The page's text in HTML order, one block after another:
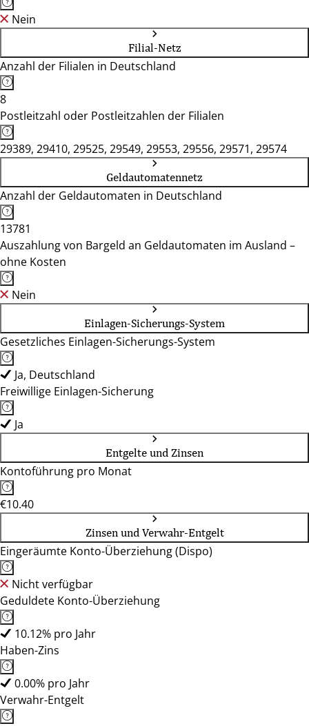
Nein
Filial-Netz
Anzahl der Filialen in Deutschland
8
Postleitzahl oder Postleitzahlen der Filialen
29389, 29410, 29525, 29549, 29553, 29556, 29571, 29574
Geldautomatennetz
Anzahl der Geldautomaten in Deutschland
13781
Auszahlung von Bargeld an Geldautomaten im Ausland –
ohne Kosten
Nein
Einlagen-Sicherungs-System
Gesetzliches Einlagen-Sicherungs-System
Ja, Deutschland
Freiwillige Einlagen-Sicherung
Ja
Entgelte und Zinsen
Kontoführung pro Monat
€10.40
Zinsen und Verwahr-Entgelt
Eingeräumte Konto-Überziehung (Dispo)
Nicht verfügbar
Geduldete Konto-Überziehung
10.12% pro Jahr
Haben-Zins
0.00% pro Jahr
Verwahr-Entgelt